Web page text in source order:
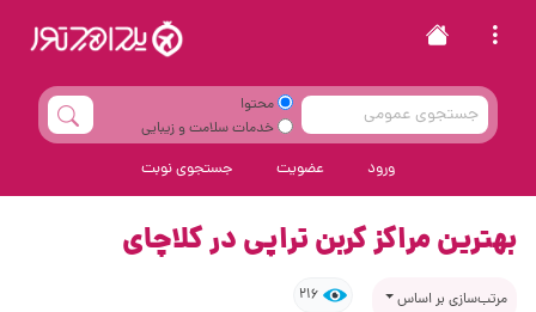
محتوا
خدمات سلامت و زیبایی
ورود عضویت جستجوی نوبت
بهترین مراکز کربن تراپی در کلاچای
مرتب‌سازی بر اساس 216